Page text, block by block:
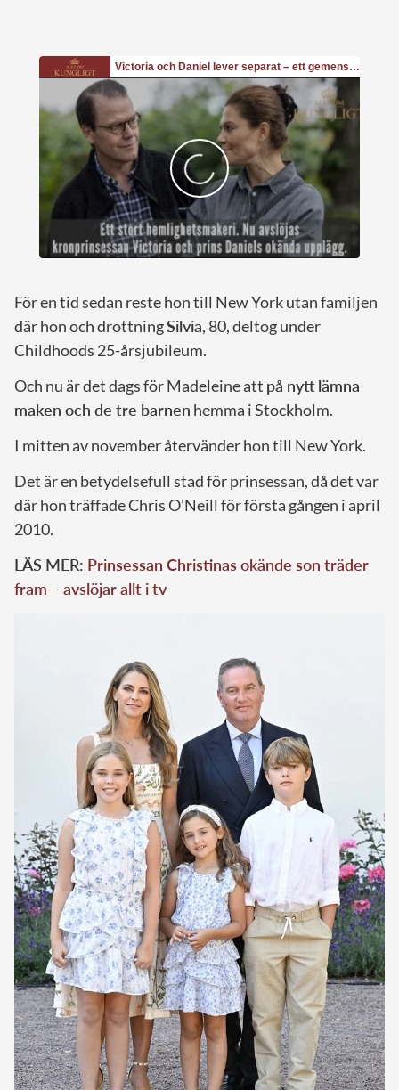
För en tid sedan reste hon till New York utan familjen
där hon och drottningSilvia, 80, deltog under
Childhoods 25-årsjubileum.
Och nu är det dags för Madeleine att på nytt lämna
maken och de tre barnen hemma i Stockholm.
I mitten av november återvänder hon till New York.
Det är en betydelsefull stad för prinsessan, då det var
där hon träffade Chris O’Neill för första gången i april
2010.
LÄS MER: Prinsessan Christinas okände son träder
fram – avslöjar allt i tv